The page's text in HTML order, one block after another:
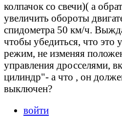
колпачок со свечи)( а
увеличить обороты
спидометра 50 км/ч.
чтобы убедиться, что это
режим, не изменяя
управления дросселями,
цилиндр"- а что , он
выключен?
войти